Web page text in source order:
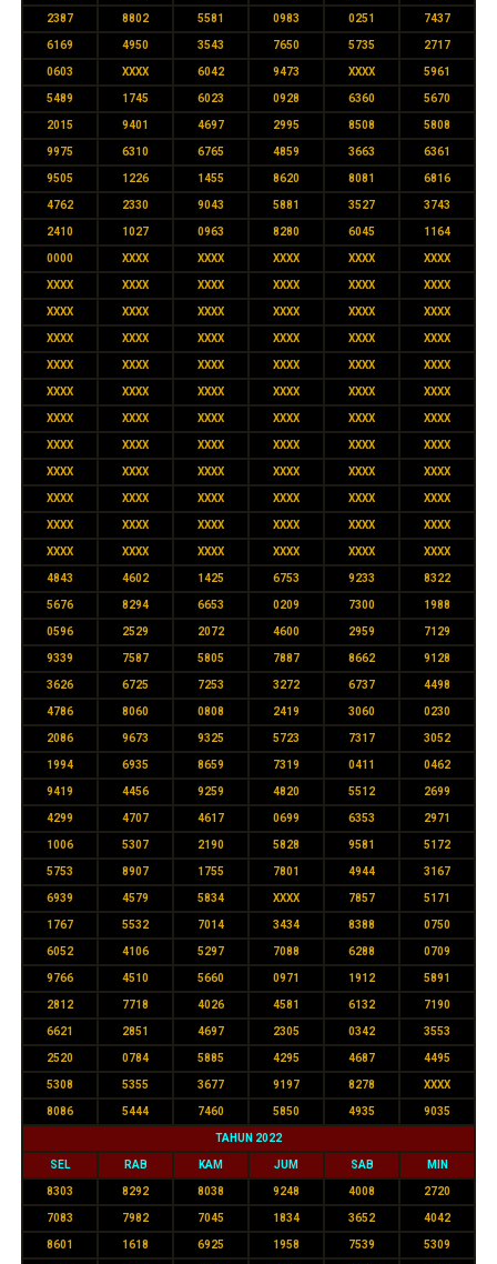
2387 8802 5581 0983 0251 7437
6169 4950 3543 7650 5735 2717
0603 XXXX 6042 9473 XXXX 5961
5489 1745 6023 0928 6360 5670
2015 9401 4697 2995 8508 5808
9975 6310 6765 4859 3663 6361
9505 1226 1455 8620 8081 6816
4762 2330 9043 5881 3527 3743
2410 1027 0963 8280 6045 1164
0000 XXXX XXXX XXXX XXXX XXXX
XXXX XXXX XXXX XXXX XXXX XXXX
XXXX XXXX XXXX XXXX XXXX XXXX
XXXX XXXX XXXX XXXX XXXX XXXX
XXXX XXXX XXXX XXXX XXXX XXXX
XXXX XXXX XXXX XXXX XXXX XXXX
XXXX XXXX XXXX XXXX XXXX XXXX
XXXX XXXX XXXX XXXX XXXX XXXX
XXXX XXXX XXXX XXXX XXXX XXXX
XXXX XXXX XXXX XXXX XXXX XXXX
XXXX XXXX XXXX XXXX XXXX XXXX
XXXX XXXX XXXX XXXX XXXX XXXX
4843 4602 1425 6753 9233 8322
5676 8294 6653 0209 7300 1988
0596 2529 2072 4600 2959 7129
9339 7587 5805 7887 8662 9128
3626 6725 7253 3272 6737 4498
4786 8060 0808 2419 3060 0230
2086 9673 9325 5723 7317 3052
1994 6935 8659 7319 0411 0462
9419 4456 9259 4820 5512 2699
4299 4707 4617 0699 6353 2971
1006 5307 2190 5828 9581 5172
5753 8907 1755 7801 4944 3167
6939 4579 5834 XXXX 7857 5171
1767 5532 7014 3434 8388 0750
6052 4106 5297 7088 6288 0709
9766 4510 5660 0971 1912 5891
2812 7718 4026 4581 6132 7190
6621 2851 4697 2305 0342 3553
2520 0784 5885 4295 4687 4495
5308 5355 3677 9197 8278 XXXX
8086 5444 7460 5850 4935 9035
TAHUN 2022
SEL RAB KAM JUM SAB MIN
8303 8292 8038 9248 4008 2720
7083 7982 7045 1834 3652 4042
8601 1618 6925 1958 7539 5309